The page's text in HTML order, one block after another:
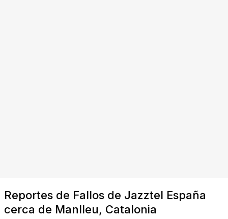
Reportes de Fallos de Jazztel España
cerca de Manlleu, Catalonia